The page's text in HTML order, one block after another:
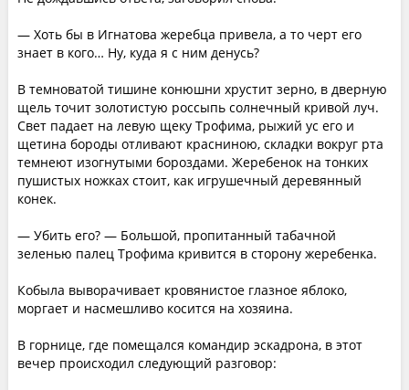
— Хоть бы в Игнатова жеребца привела, а то черт его
знает в кого… Ну, куда я с ним денусь?
В темноватой тишине конюшни хрустит зерно, в дверную
щель точит золотистую россыпь солнечный кривой луч.
Свет падает на левую щеку Трофима, рыжий ус его и
щетина бороды отливают красниною, складки вокруг рта
темнеют изогнутыми бороздами. Жеребенок на тонких
пушистых ножках стоит, как игрушечный деревянный
конек.
— Убить его? — Большой, пропитанный табачной
зеленью палец Трофима кривится в сторону жеребенка.
Кобыла выворачивает кровянистое глазное яблоко,
моргает и насмешливо косится на хозяина.
В горнице, где помещался командир эскадрона, в этот
вечер происходил следующий разговор: